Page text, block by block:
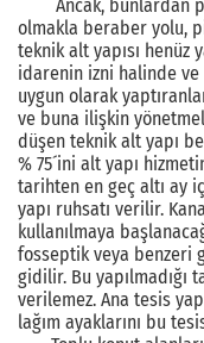
Ancak, bunlardan
olmakla beraber yolu,
teknik alt yapısı henüz
idarenin izni halinde
uygun olarak
ve buna ilişkin
düşen teknik alt yapı
% 75´ini alt yapı
tarihten en geç altı ay
yapı ruhsatı verilir.
kullanılmaya
fosseptik veya benzeri
gidilir. Bu yapılmadığı
verilemez. Ana tesis
lağım ayaklarını bu